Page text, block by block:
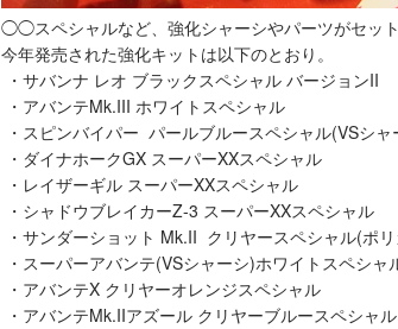
◯◯スペシャルなど、強化シャーシやパーツがセッ
今年発売された強化キットは以下のとおり。
・サバンナ レオ ブラックスペシャル バージョンII
・アバンテMk.III ホワイトスペシャル
・スピンバイパー パールブルースペシャル(VSシャ
・ダイナホークGX スーパーXXスペシャル
・レイザーギル スーパーXXスペシャル
・シャドウブレイカーZ-3 スーパーXXスペシャル
・サンダーショット Mk.II クリヤースペシャル(ポ
・スーパーアバンテ(VSシャーシ)ホワイトスペシャ
・アバンテX クリヤーオレンジスペシャル
・アバンテMk.IIアズール クリヤーブルースペシャル